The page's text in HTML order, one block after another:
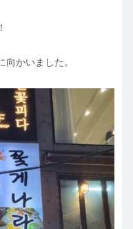
かいました。